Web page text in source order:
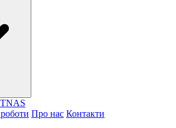
Про нас Контакти